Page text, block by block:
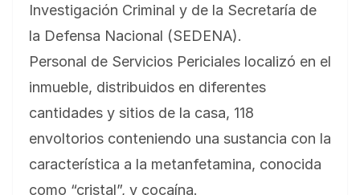
Investigación Criminal y de la Secretaría de
la Defensa Nacional (SEDENA).
Personal de Servicios Periciales localizó en el
inmueble, distribuidos en diferentes
cantidades y sitios de la casa, 118
envoltorios conteniendo una sustancia con la
característica a la metanfetamina, conocida
como “cristal”, y cocaína.